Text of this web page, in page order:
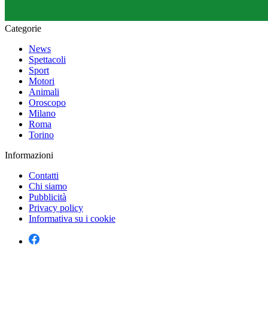
Categorie
News
Spettacoli
Sport
Motori
Animali
Oroscopo
Milano
Roma
Torino
Informazioni
Contatti
Chi siamo
Pubblicità
Privacy policy
Informativa su i cookie